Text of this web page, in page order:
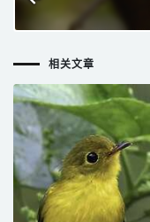
相关文章